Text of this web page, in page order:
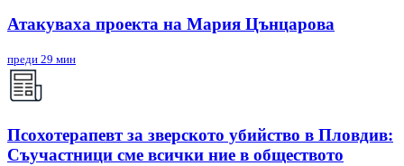
Атакуваха проекта на Мария Цънцарова
преди 29 мин
Псохотерапевт за зверското убийство в Пловдив:
Съучастници сме всички ние в обществото